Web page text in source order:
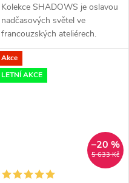
Kolekce SHADOWS je oslavou
nadčasových světel ve
francouzských ateliérech.
Ručně foukané sklo a ručně
obráběné dřevěné montury.
Kolekce obsahuje 4 tvary
Akce
LETNÍ AKCE
5 633 Kč
–20 %